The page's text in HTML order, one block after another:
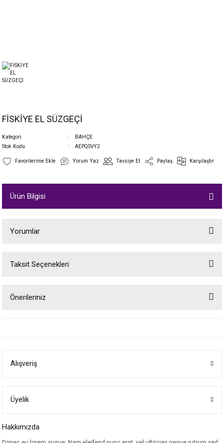
FİSKİYE EL SÜZGEÇİ
Kategori
BAHÇE
Stok Kodu
AEPQSVY2
Yorum Yaz Tavsiye Et Paylaş Karşılaştır
Ürün Bilgisi
Yorumlar
Taksit Seçenekleri
Önerileriniz
Ürün bilgilerinde hatalar bulunuyor.
Bu ürüne benzer farklı alternatifler olmalı.
Alışveriş
Üyelik
Hakkımızda